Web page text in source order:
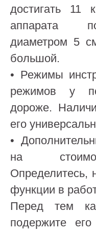
достигать 11
аппарата
диаметром 5
большой.
• Режимы
режимов у
дороже.
его
•
на
Определитесь,
функции в
Перед тем
подержите